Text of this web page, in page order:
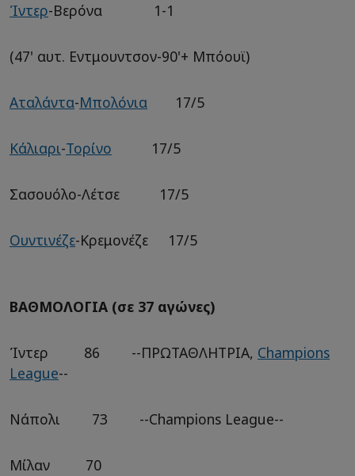
Ίντερ-Βερόνα 1-1
(47' αυτ. Εντμουντσον-90'+ Μπόουϊ)
Αταλάντα-Μπολόνια 17/5
Κάλιαρι-Τορίνο 17/5
Σασουόλο-Λέτσε 17/5
Ουντινέζε-Κρεμονέζε 17/5
ΒΑΘΜΟΛΟΓΙΑ (σε 37 αγώνες)
Ίντερ 86 --ΠΡΩΤΑΘΛΗΤΡΙΑ, Champions
League--
Νάπολι 73 --Champions League--
Μίλαν 70